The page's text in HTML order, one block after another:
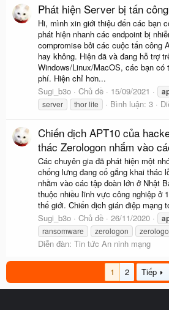
Phát hiện Server bị tấn
Hi, mình xin giới thiệu đến các bạn
phát hiện nhanh các endpoint bị
compromise bởi các cuộc tấn công
hay không. Hiện đã và đang hỗ trợ
Windows/Linux/MacOS, các bạn có
phí. Hiện chỉ hơn...
Sugi_b3o
Chủ đề 15/09/2021
server
thor lite Bình luận: 3
Chiến dịch APT10 của
thác Zerologon nhắm vào
Các chuyên gia đã phát hiện một
chống lưng đang cố gắng khai thác
nhằm vào các tập đoàn lớn ở Nhật
thuộc nhiều lĩnh vực công nghiệp ở
thế giới. Chiến dịch gián điệp mạng
Sugi_b3o
Chủ đề 26/11/2020
ransomware
zerologon
Diễn đàn: Tin tức An ninh mạng
1 2 Tiếp